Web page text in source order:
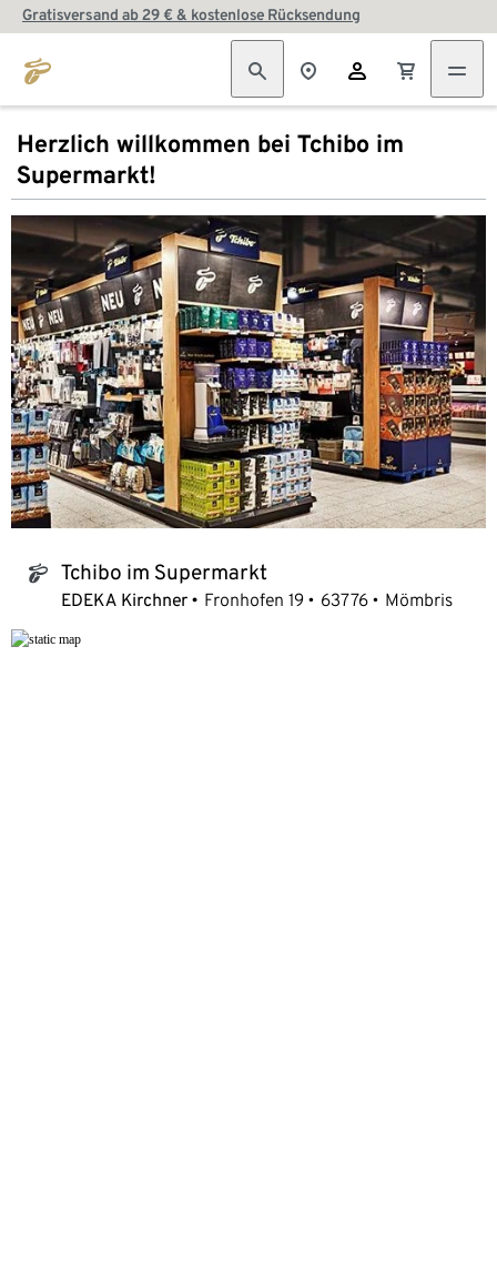
Gratisversand ab 29 € & kostenlose Rücksendung
Herzlich willkommen bei Tchibo im
Supermarkt!
tchibo_logo Tchibo im Supermarkt
EDEKA Kirchner Fronhofen 19 63776 Mömbris